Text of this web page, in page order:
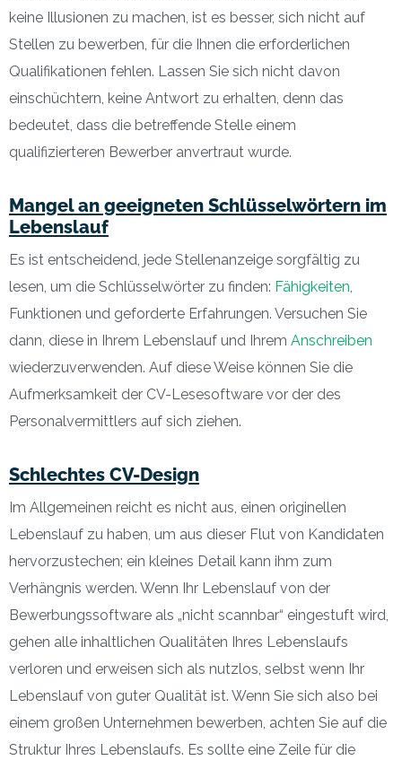
keine Illusionen zu machen, ist es besser, sich nicht auf
Stellen zu bewerben, für die Ihnen die erforderlichen
Qualifikationen fehlen. Lassen Sie sich nicht davon
einschüchtern, keine Antwort zu erhalten, denn das
bedeutet, dass die betreffende Stelle einem
qualifizierteren Bewerber anvertraut wurde.
Mangel an geeigneten Schlüsselwörtern im
Lebenslauf
Es ist entscheidend, jede Stellenanzeige sorgfältig zu
lesen, um die Schlüsselwörter zu finden: Fähigkeiten,
Funktionen und geforderte Erfahrungen. Versuchen Sie
dann, diese in Ihrem Lebenslauf und Ihrem Anschreiben
wiederzuverwenden. Auf diese Weise können Sie die
Aufmerksamkeit der CV-Lesesoftware vor der des
Personalvermittlers auf sich ziehen.
Schlechtes CV-Design
Im Allgemeinen reicht es nicht aus, einen originellen
Lebenslauf zu haben, um aus dieser Flut von Kandidaten
hervorzustechen; ein kleines Detail kann ihm zum
Verhängnis werden. Wenn Ihr Lebenslauf von der
Bewerbungssoftware als „nicht scannbar“ eingestuft wird,
gehen alle inhaltlichen Qualitäten Ihres Lebenslaufs
verloren und erweisen sich als nutzlos, selbst wenn Ihr
Lebenslauf von guter Qualität ist. Wenn Sie sich also bei
einem großen Unternehmen bewerben, achten Sie auf die
Struktur Ihres Lebenslaufs. Es sollte eine Zeile für die